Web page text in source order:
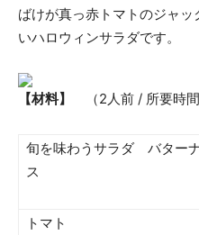
ばけが真っ赤トマトのジャ
いハロウィンサラダです。
【材料】 （2人前 / 所要時
旬を味わうサラダ バター
ス
トマト